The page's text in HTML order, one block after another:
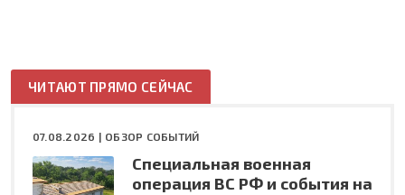
ЧИТАЮТ ПРЯМО СЕЙЧАС
07.08.2026 | ОБЗОР СОБЫТИЙ
Специальная военная
операция ВС РФ и события на